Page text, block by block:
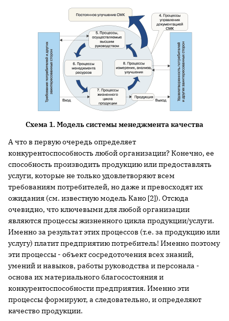
Схема 1. Модель системы менеджмента качества
А что в первую очередь определяет
конкурентоспособность любой организации? Конечно, ее
способность производить продукцию или предоставлять
услуги, которые не только удовлетворяют всем
требованиям потребителей, но даже и превосходят их
ожидания (см. известную модель Кано [2]). Отсюда
очевидно, что ключевыми для любой организации
являются процессы жизненного цикла продукции/услуги.
Именно за результат этих процессов (т.е. за продукцию или
услугу) платит предприятию потребитель! Именно поэтому
эти процессы - объект сосредоточения всех знаний,
умений и навыков, работы руководства и персонала -
основа их материального благосостояния и
конкурентоспособности предприятия. Именно эти
процессы формируют, а следовательно, и определяют
качество продукции.